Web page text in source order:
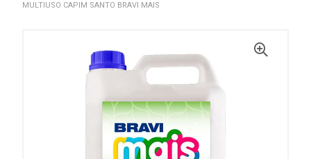
MULTIUSO CAPIM SANTO BRAVI MAIS